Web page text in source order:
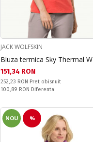
JACK WOLFSKIN
Bluza termica Sky Thermal W
Текуща цена:
151,34 RON
Pret obisnuit:
252,23 RON Pret obisnuit
Спестявате:
100,89 RON Diferenta
NOU %